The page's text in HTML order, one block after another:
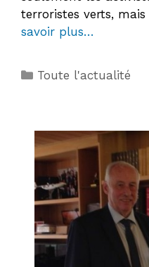
terroristes verts,
savoir plus…
Catégories
Toute l'actualité